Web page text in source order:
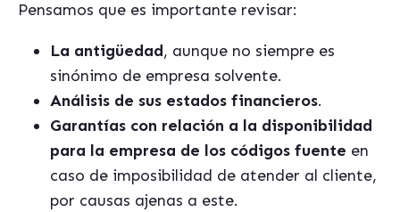
Pensamos que es importante revisar:
La antigüedad, aunque no siempre es
sinónimo de empresa solvente.
Análisis de sus estados financieros.
Garantías con relación a la disponibilidad
para la empresa de los códigos fuente en
caso de imposibilidad de atender al cliente,
por causas ajenas a este.